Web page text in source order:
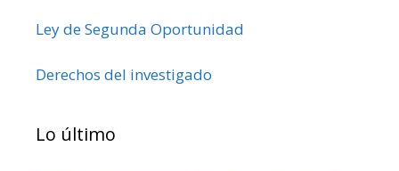
Ley de Segunda Oportunidad
Derechos del investigado
Lo último